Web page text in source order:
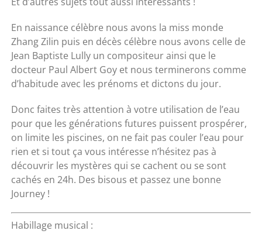
En naissance célèbre nous avons la miss monde
Zhang Zilin puis en décès célèbre nous avons celle de
Jean Baptiste Lully un compositeur ainsi que le
docteur Paul Albert Goy et nous terminerons comme
d’habitude avec les prénoms et dictons du jour.
Donc faites très attention à votre utilisation de l’eau
pour que les générations futures puissent prospérer,
on limite les piscines, on ne fait pas couler l’eau pour
rien et si tout ça vous intéresse n’hésitez pas à
découvrir les mystères qui se cachent ou se sont
cachés en 24h. Des bisous et passez une bonne
Journey !
Habillage musical :